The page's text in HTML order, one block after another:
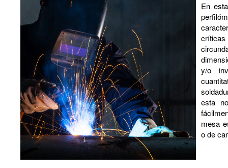
En
y/o
esta
mesa
o de